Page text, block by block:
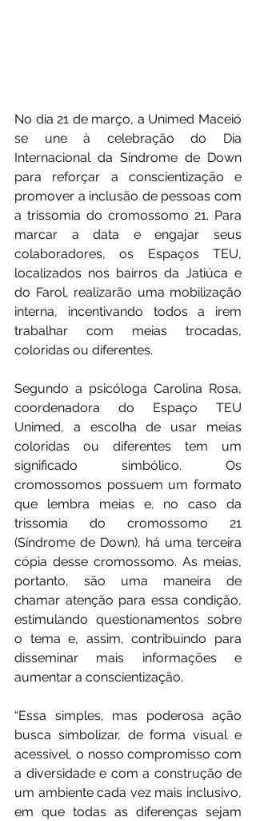
No dia 21 de março, a Unimed Maceió
se une à celebração do Dia
Internacional da Síndrome de Down
para reforçar a conscientização e
promover a inclusão de pessoas com
a trissomia do cromossomo 21. Para
marcar a data e engajar seus
colaboradores, os Espaços TEU,
localizados nos bairros da Jatiúca e
do Farol, realizarão uma mobilização
interna, incentivando todos a irem
trabalhar com meias trocadas,
coloridas ou diferentes.
Segundo a psicóloga Carolina Rosa,
coordenadora do Espaço TEU
Unimed, a escolha de usar meias
coloridas ou diferentes tem um
significado simbólico. Os
cromossomos possuem um formato
que lembra meias e, no caso da
trissomia do cromossomo 21
(Síndrome de Down), há uma terceira
cópia desse cromossomo. As meias,
portanto, são uma maneira de
chamar atenção para essa condição,
estimulando questionamentos sobre
o tema e, assim, contribuindo para
disseminar mais informações e
aumentar a conscientização.
“Essa simples, mas poderosa ação
busca simbolizar, de forma visual e
acessível, o nosso compromisso com
a diversidade e com a construção de
um ambiente cada vez mais inclusivo,
em que todas as diferenças sejam